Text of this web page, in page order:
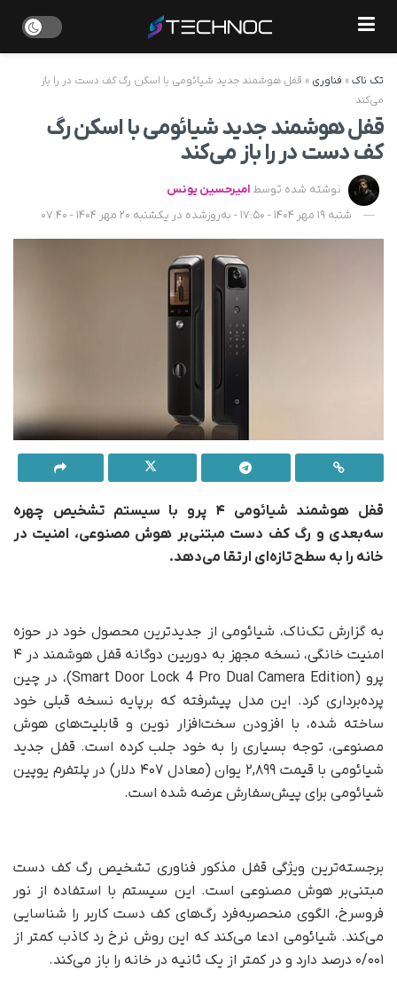
تک ناک» فناوری » قفل هوشمند جدید شیائومی با اسکن رگ کف دست در را باز
می‌کند
قفل هوشمند جدید شیائومی با اسکن رگ
کف دست در را باز می‌کند
نوشته شده توسط امیرحسین یونس
شنبه 19 مهر 1404 - 17:50 - به‌روزشده در یکشنبه 20 مهر 1404 - 07:40
قفل هوشمند شیائومی ۴ پرو با سیستم تشخیص چهره
سه‌بعدی و رگ کف دست مبتنی‌بر هوش مصنوعی، امنیت در
خانه را به سطح تازه‌ای ارتقا می‌دهد.
به گزارش تک‌ناک، شیائومی از جدیدترین محصول خود در حوزه
امنیت خانگی، نسخه مجهز به دوربین دوگانه قفل هوشمند در ۴
پرو (Smart Door Lock 4 Pro Dual Camera Edition)، در چین
پرده‌برداری کرد. این مدل پیشرفته که برپایه نسخه قبلی خود
ساخته شده، با افزودن سخت‌افزار نوین و قابلیت‌های هوش
مصنوعی، توجه بسیاری را به خود جلب کرده است. قفل جدید
شیائومی با قیمت ۲,۸۹۹ یوان (معادل ۴۰۷ دلار) در پلتفرم یوپین
شیائومی برای پیش‌سفارش عرضه شده است.
برجسته‌ترین ویژگی قفل مذکور فناوری تشخیص رگ کف دست
مبتنی‌بر هوش مصنوعی است. این سیستم با استفاده از نور
فروسرخ، الگوی منحصربه‌فرد رگ‌های کف دست کاربر را شناسایی
می‌کند. شیائومی ادعا می‌کند که این روش نرخ رد کاذب کمتر از
۰/۰۰۱ درصد دارد و در کمتر از یک ثانیه در خانه را باز می‌کند.